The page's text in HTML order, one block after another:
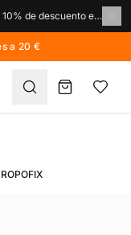
10% de descuento en toda la marca Solgar.
a 20 €